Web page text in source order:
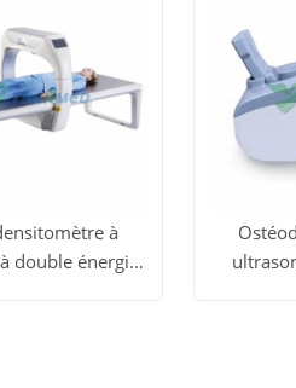
à
double énergie